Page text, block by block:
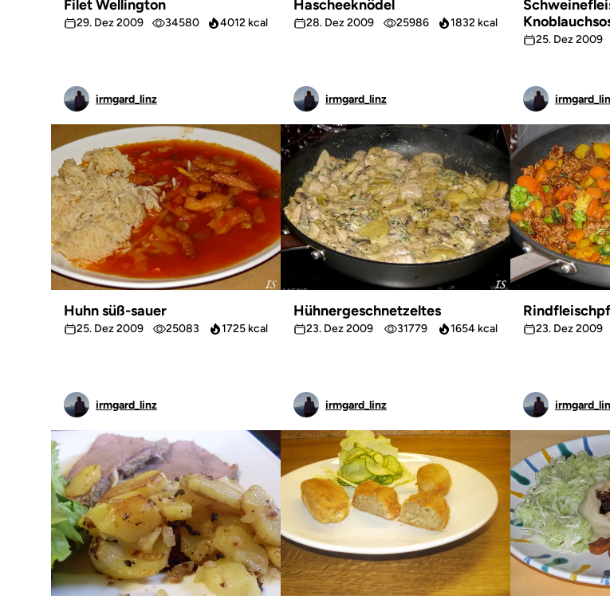
Filet Wellington
29. Dez 2009 34580 4012 kcal
irmgard_linz
Hascheeknödel
28. Dez 2009 25986 1832 kcal
irmgard_linz
25. Dez 2009
Huhn süß-sauer
25. Dez 2009 25083 1725 kcal
irmgard_linz
Hühnergeschnetzeltes
23. Dez 2009 31779 1654 kcal
irmgard_linz
23. Dez 2009